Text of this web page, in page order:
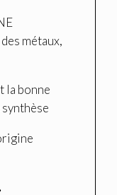
métaux,
la bonne